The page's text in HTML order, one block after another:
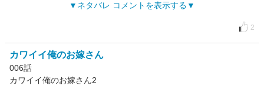
ネタバレ コメントを表示する
2
カワイイ俺のお嫁さん
006話
カワイイ俺のお嫁さん2